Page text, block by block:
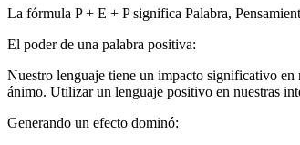
La fórmula P + E + P significa Palabra,
El poder de una palabra positiva:
Nuestro lenguaje tiene un impacto significativo en
ánimo. Utilizar un lenguaje positivo en nuestras
Generando un efecto dominó: